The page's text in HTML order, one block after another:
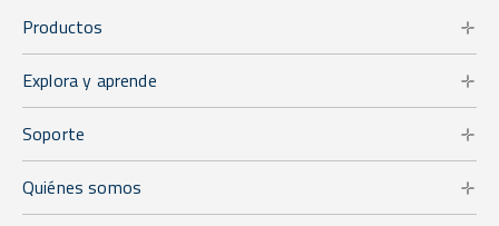
Productos
Explora y aprende
Soporte
Quiénes somos